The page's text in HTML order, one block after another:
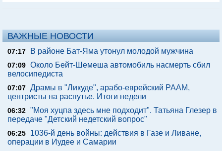
ВАЖНЫЕ НОВОСТИ
07:17 В районе Бат-Яма утонул молодой мужчина
07:09 Около Бейт-Шемеша автомобиль насмерть сбил
велосипедиста
07:07 Драмы в "Ликуде", арабо-еврейский РААМ,
центристы на распутье. Итоги недели
06:32 "Моя хуцпа здесь мне подходит". Татьяна Глезер в
передаче "Детский недетский вопрос"
06:25
1036-й день войны: действия в Газе и Ливане,
операции в Иудее и Самарии